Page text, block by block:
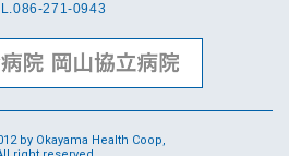
086-271-0943
by Okayama Health Coop,